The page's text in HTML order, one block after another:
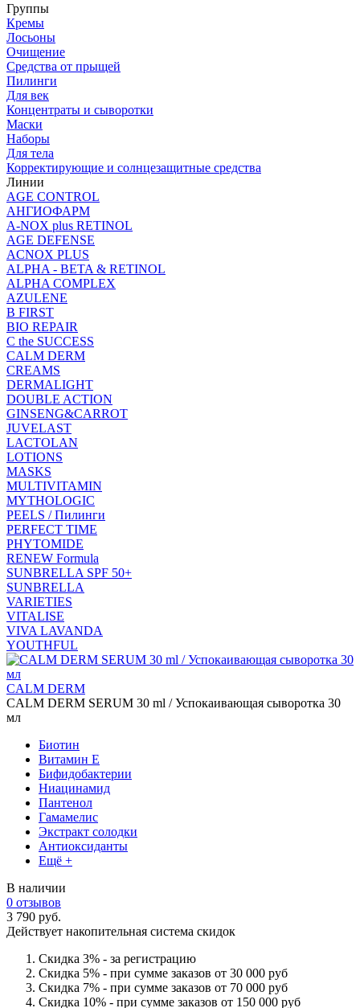
Группы
Кремы
Лосьоны
Очищение
Средства от прыщей
Пилинги
Для век
Концентраты и сыворотки
Маски
Наборы
Для тела
Корректирующие и солнцезащитные средства
Линии
AGE CONTROL
АНГИОФАРМ
A-NOX plus RETINOL
AGE DEFENSE
ACNOX PLUS
ALPHA - BETA & RETINOL
ALPHA COMPLEX
AZULENE
B FIRST
BIO REPAIR
C the SUCCESS
CALM DERM
CREAMS
DERMALIGHT
DOUBLE ACTION
GINSENG&CARROT
JUVELAST
LACTOLAN
LOTIONS
MASKS
MULTIVITAMIN
MYTHOLOGIC
PEELS / Пилинги
PERFECT TIME
PHYTOMIDE
RENEW Formula
SUNBRELLA SPF 50+
SUNBRELLA
VARIETIES
VITALISE
VIVA LAVANDA
YOUTHFUL
CALM DERM
CALM DERM SERUM 30 ml / Успокаивающая сыворотка 30
мл
Биотин
Витамин Е
Бифидобактерии
Ниацинамид
Пантенол
Гамамелис
Экстракт солодки
Антиоксиданты
Ещё +
В наличии
0 отзывов
3 790 руб.
Действует накопительная система скидок
Скидка 3% - за регистрацию
Скидка 5% - при сумме заказов от 30 000 руб
Скидка 7% - при сумме заказов от 70 000 руб
Скидка 10% - при сумме заказов от 150 000 руб